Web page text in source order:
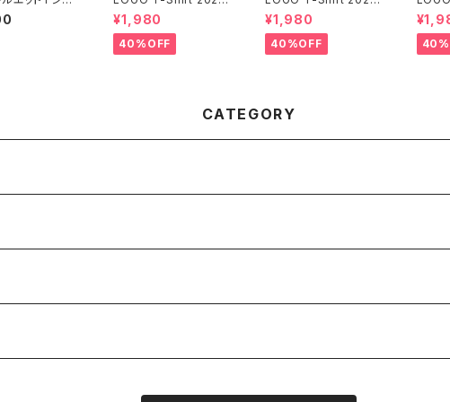
Summer （Acid Blu
e）
¥1,980
40%OFF
Summer （White）
¥1,980
40%OFF
CATEGORY